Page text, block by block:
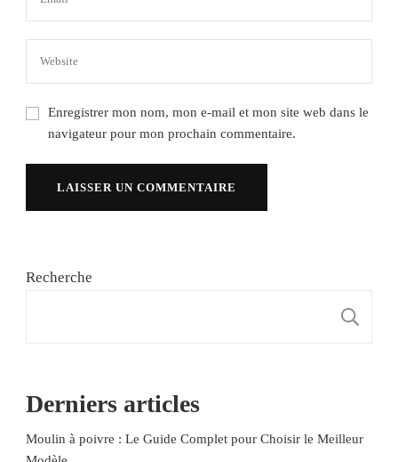
Enregistrer mon nom, mon e-mail et mon site web dans le
navigateur pour mon prochain commentaire.
Recherche
Derniers articles
Moulin à poivre : Le Guide Complet pour Choisir le Meilleur